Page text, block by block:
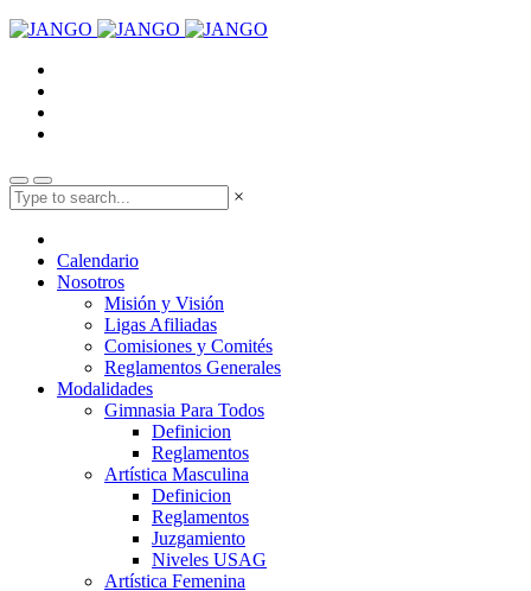
×
Calendario
Nosotros
Misión y Visión
Ligas Afiliadas
Comisiones y Comités
Reglamentos Generales
Modalidades
Gimnasia Para Todos
Definicion
Reglamentos
Artística Masculina
Definicion
Reglamentos
Juzgamiento
Niveles USAG
Artística Femenina